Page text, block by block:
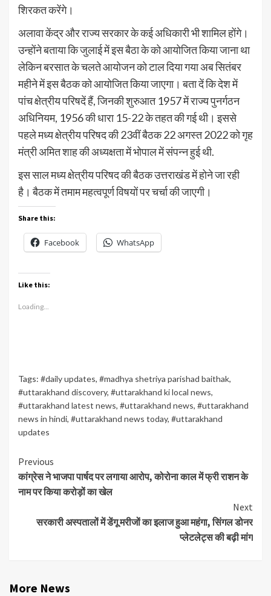
शिरकत करेंगे।
अलावा केंद्र और राज्य सरकार के कई अधिकारी भी शामिल होंगे।
उन्होंने बताया कि जुलाई में इस बैठा के को आयोजित किया जाना था
लेकिन बरसात के चलते आयोजन को टाल दिया गया अब सितंबर
महीने में इस बैठक को आयोजित किया जाएगा। बता दें कि देश में
पांच क्षेत्रीय परिषदें हैं, जिनकी शुरुआत 1957 में राज्य पुनर्गठन
अधिनियम, 1956 की धारा 15-22 के तहत की गई थी। इससे
पहले मध्य क्षेत्रीय परिषद की 23वीं बैठक 22 अगस्त 2022 को गृह
मंत्री अमित शाह की अध्यक्षता में भोपाल में संपन्न हुई थी.
इस साल मध्य क्षेत्रीय परिषद की बैठक उत्तराखंड में होने जा रही
है। बैठक में तमाम महत्वपूर्ण विषयों पर चर्चा की जाएगी।
Share this:
Facebook WhatsApp
Like this:
Loading...
Tags: #daily updates, #madhya shetriya parishad baithak,
#uttarakhand discovery, #uttarakhand ki local news,
#uttarakhand latest news, #uttarakhand news, #uttarakhand
news in hindi, #uttarakhand news today, #uttarakhand
updates
Continue
Reading
Previous
कांग्रेस ने भाजपा पार्षद पर लगाया आरोप, कोरोना काल में फ्री राशन के
नाम पर किया करोड़ों का खेल
Next
सरकारी अस्पतालों में डेंगू मरीजों का इलाज हुआ महंगा, सिंगल डोनर
प्लेटलेट्स की बढ़ी मांग
More News